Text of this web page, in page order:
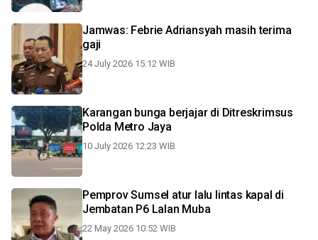
Jamwas: Febrie Adriansyah masih terima
gaji
24 July 2026 15:12 WIB
Karangan bunga berjajar di Ditreskrimsus
Polda Metro Jaya
10 July 2026 12:23 WIB
Pemprov Sumsel atur lalu lintas kapal di
Jembatan P6 Lalan Muba
22 May 2026 10:52 WIB